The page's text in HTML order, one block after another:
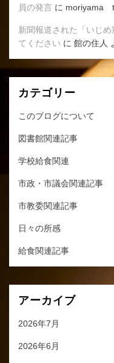
員の発言 に moriyama
新聞報道された「いじ
てください に 館の住人
カテゴリー
このブログについて
図書館関連記事
学校給食関連
市政・市議会関連記事
市教委関連記事
日々の所感
給食関連記事
アーカイブ
2026年7月
2026年6月